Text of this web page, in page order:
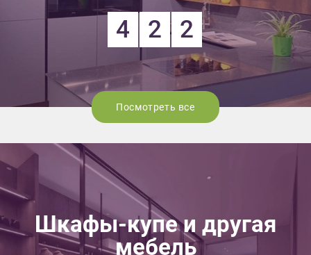
4 2 2
Посмотреть все
Шкафы-купе и другая
мебель